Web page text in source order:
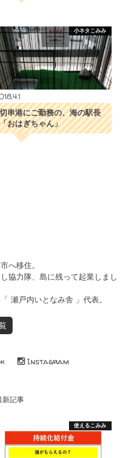
小ネタこみみ
串港にご勤務の、海の駅長
おはぎちゃん」
へ移住。
協力隊、島に残って起業しまし
瀬戸内いとなみ舎 」代表。
Instagram
新記事
使えるこみみ